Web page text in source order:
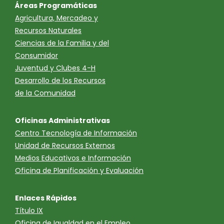
Áreas Programáticas
Agricultura, Mercadeo y
Recursos Naturales
Ciencias de la Familia y del
Consumidor
Juventud y Clubes 4-H
Desarrollo de los Recursos
de la Comunidad
Oficinas Administrativas
Centro Tecnología de Información
Unidad de Recursos Externos
Medios Educativos e Información
Oficina de Planificación y Evaluación
Enlaces Rápidos
Título IX